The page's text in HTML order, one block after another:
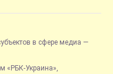
в сфере медиа —
«РБК-Украина»,